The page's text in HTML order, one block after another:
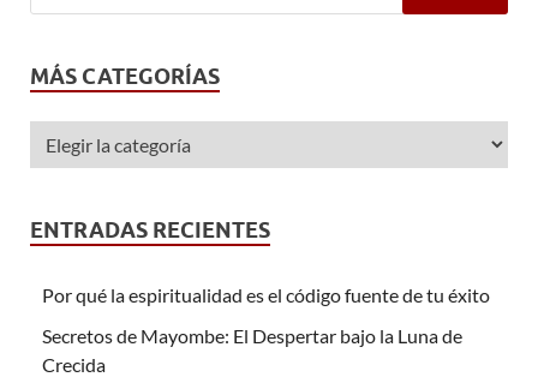
MÁS CATEGORÍAS
ENTRADAS RECIENTES
Por qué la espiritualidad es el código fuente de tu éxito
Secretos de Mayombe: El Despertar bajo la Luna de
Crecida